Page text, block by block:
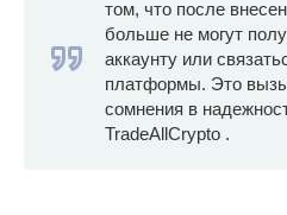
том, что после
больше не могут
аккаунту или
платформы. Это
сомнения в
TradeAllCrypto .